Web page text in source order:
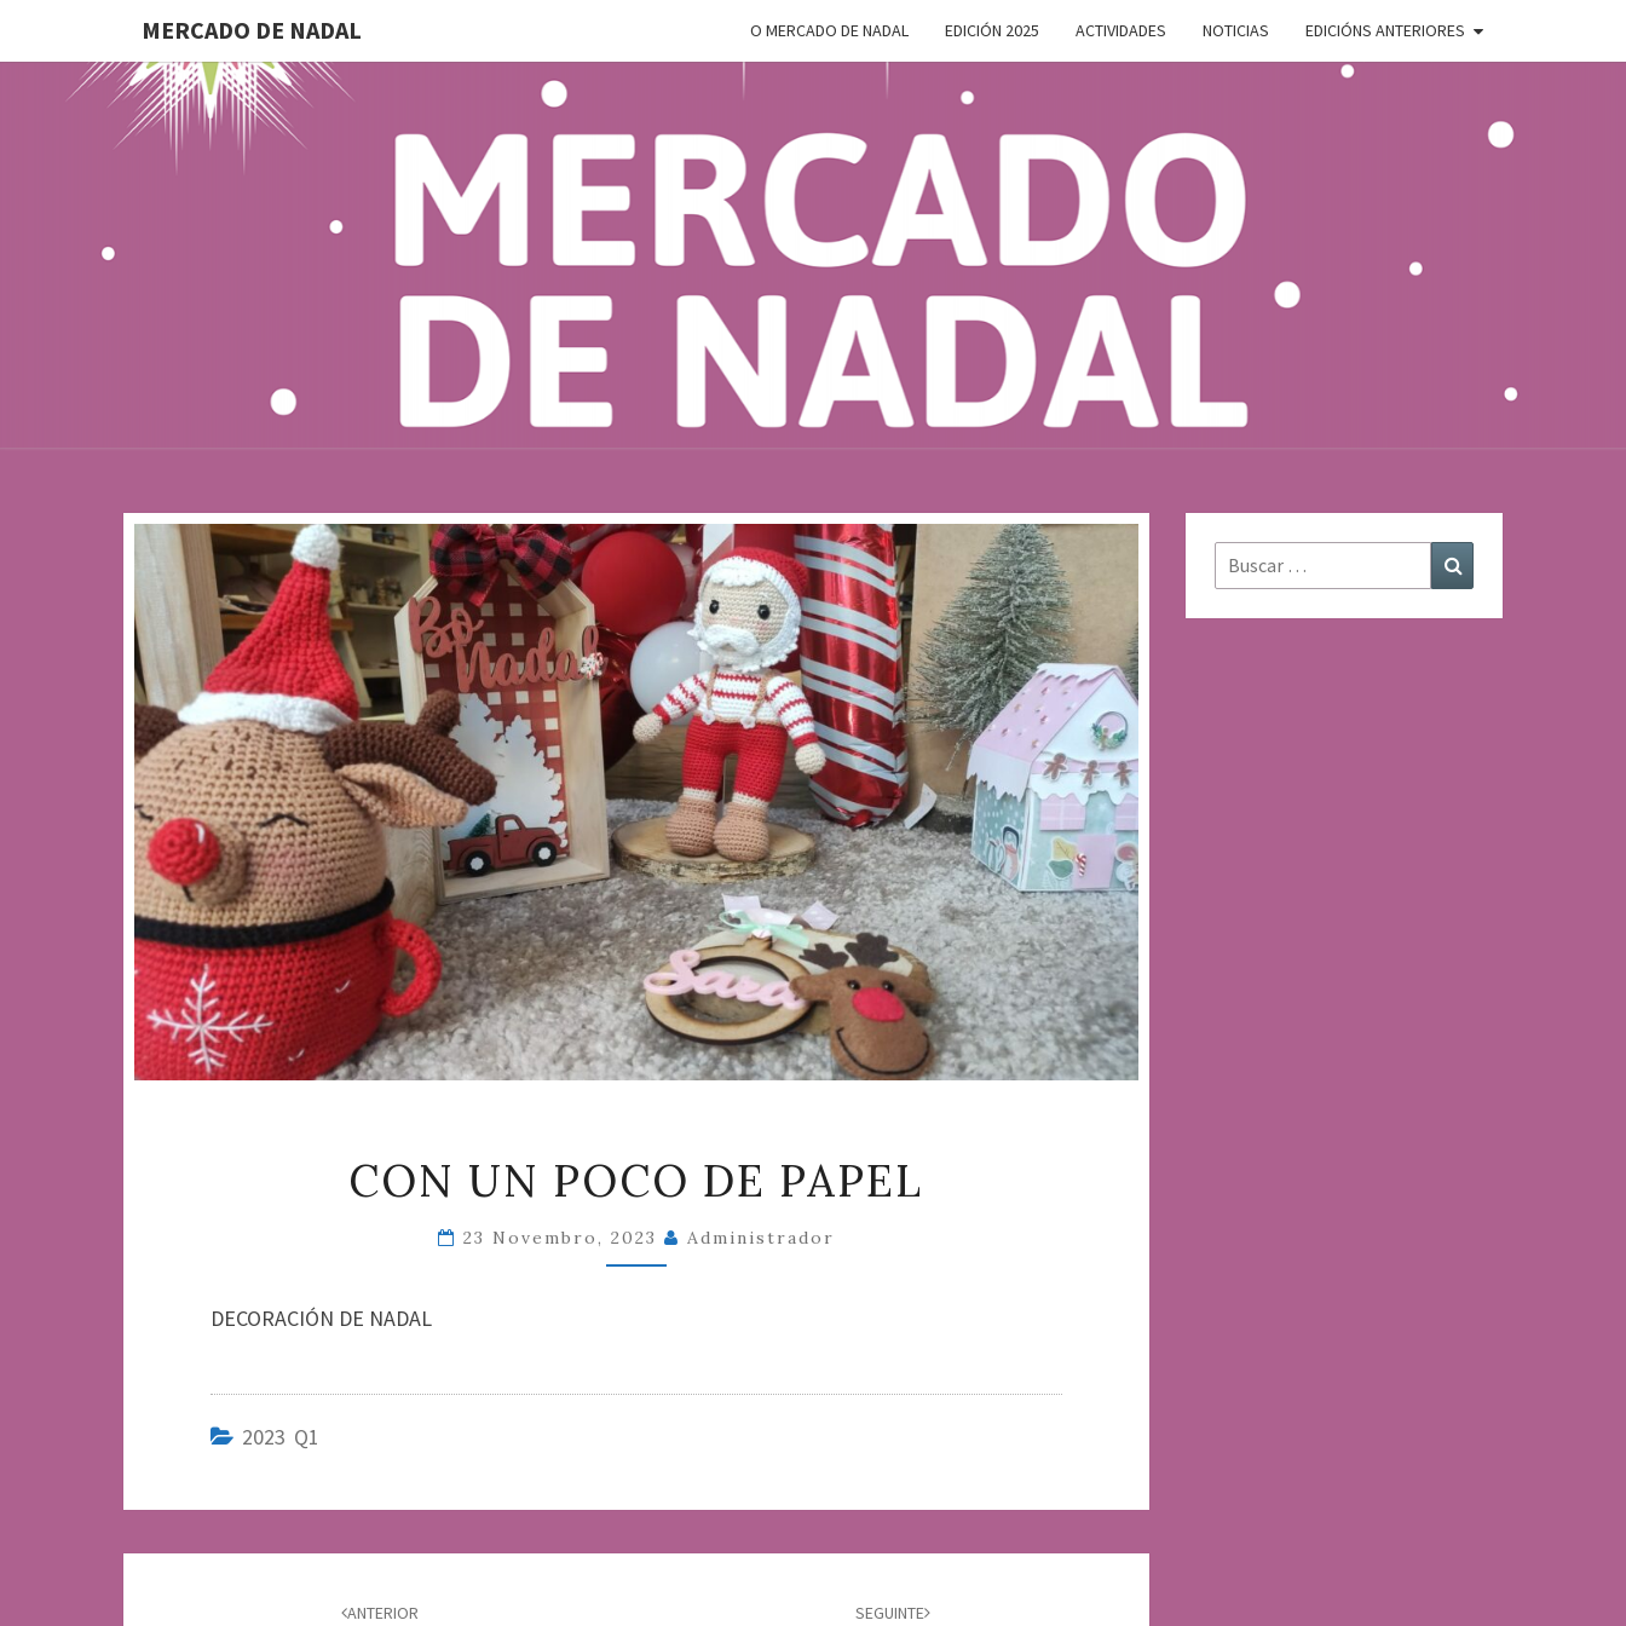
MERCADO DE NADAL O MERCADO DE NADAL EDICIÓN 2025 ACTIVIDADES NOTICIAS EDICIÓNS ANTERIORES
MERCADO
DE
Do 28 De
Novembro
Ao 5 De
Xaneiro En
Compostela
UN
CON UN POCO DE PAPEL
23 Novembro, 2023 Administrador
DECORACIÓN DE NADAL
2023 Q1
ANTERIOR SEGUINTE
Buscar: